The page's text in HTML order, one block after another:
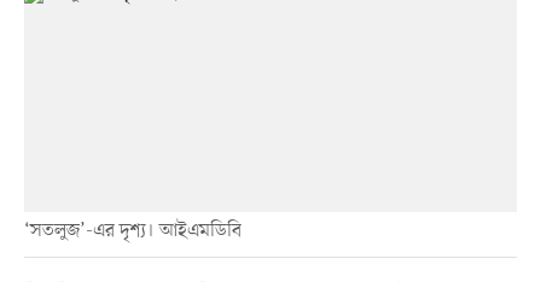
‘সতলুজ’-এর দৃশ্য। আইএমডিবি